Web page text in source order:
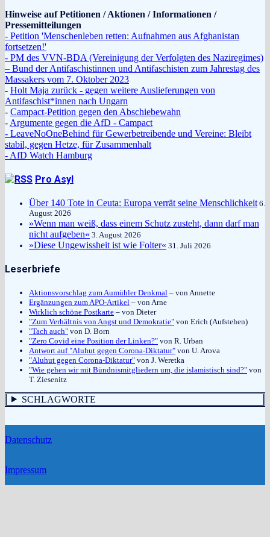
Hinweise auf Petitionen / Aktionen / Informationen /
Pressemitteilungen
- Petition 'Menschenleben retten: Aufnahmen aus Afghanistan
fortsetzen!'
- PM des VVN-BDA (Vereinigung der Verfolgten des Naziregimes)
– Bund der Antifaschistinnen und Antifaschisten zum Jahrestag des
Massakers vom 7. Oktober 2023
- Holt Maja zurück - gegen weitere Auslieferungen von
Antifaschist*innen nach Ungarn
- Campact-Petition gegen den Abschiebewahn
- Argumente gegen die AfD - Campact
- LeaveNoOneBehind für Gewerbetreibende und Vereine: Bleibt
stabil, gegen Hetze, für Zusammenhalt
- AfD Watch Hamburg
Pro Asyl
Über 140 Tote in Ceuta: Europa verrät seine Menschlichkeit 6.
August 2026
»Wenn man weiß, dass einem Schutz zusteht, dann darf man
nicht aufgeben« 3. August 2026
»Diese Ungewissheit ist wie Folter« 31. Juli 2026
Leserbriefe
Aktionsvorschlag zum Aumühler Denkmal – von Annette
Ergänzungen zum APO-Artikel – von Arne
Wirklich schöne Postkarte – von Dieter
"Zum Verhältnis von Angst und Demokratie" von Erich (Aufstehen)
"Tach auch" von D. Born
"Zero Covid eine Position der Linken?" von R. Urban
Antwort auf "Aluhut gegen Corona-Diktatur" von U. Arova
"Aluhut gegen Corona-Diktatur" von J. Weretka
"Wie gehen wir mit Bündnismitgliedern um, die islamistisch sind?" von
T. Ziesenitz
SCHLAGWORTE
Datenschutz
Impressum